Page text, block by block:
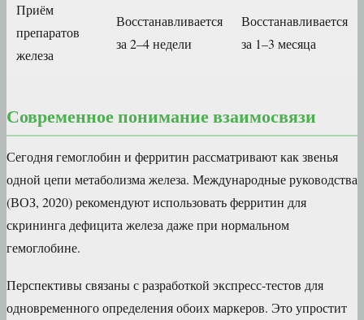
Приём
препаратов
железа
Восстанавливается
за 2–4 недели
Восстанавливается
за 1–3 месяца
Современное понимание взаимосвязи
Сегодня гемоглобин и ферритин рассматривают как звенья
одной цепи метаболизма железа. Международные руководства
(ВОЗ, 2020) рекомендуют использовать ферритин для
скрининга дефицита железа даже при нормальном
гемоглобине.
Перспективы связаны с разработкой экспресс-тестов для
одновременного определения обоих маркеров. Это упростит